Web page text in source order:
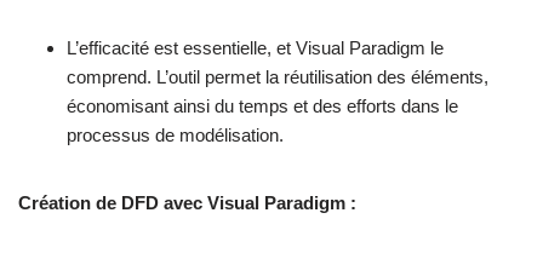
L’efficacité est essentielle, et Visual Paradigm le
comprend. L’outil permet la réutilisation des éléments,
économisant ainsi du temps et des efforts dans le
processus de modélisation.
Création de DFD avec Visual Paradigm :